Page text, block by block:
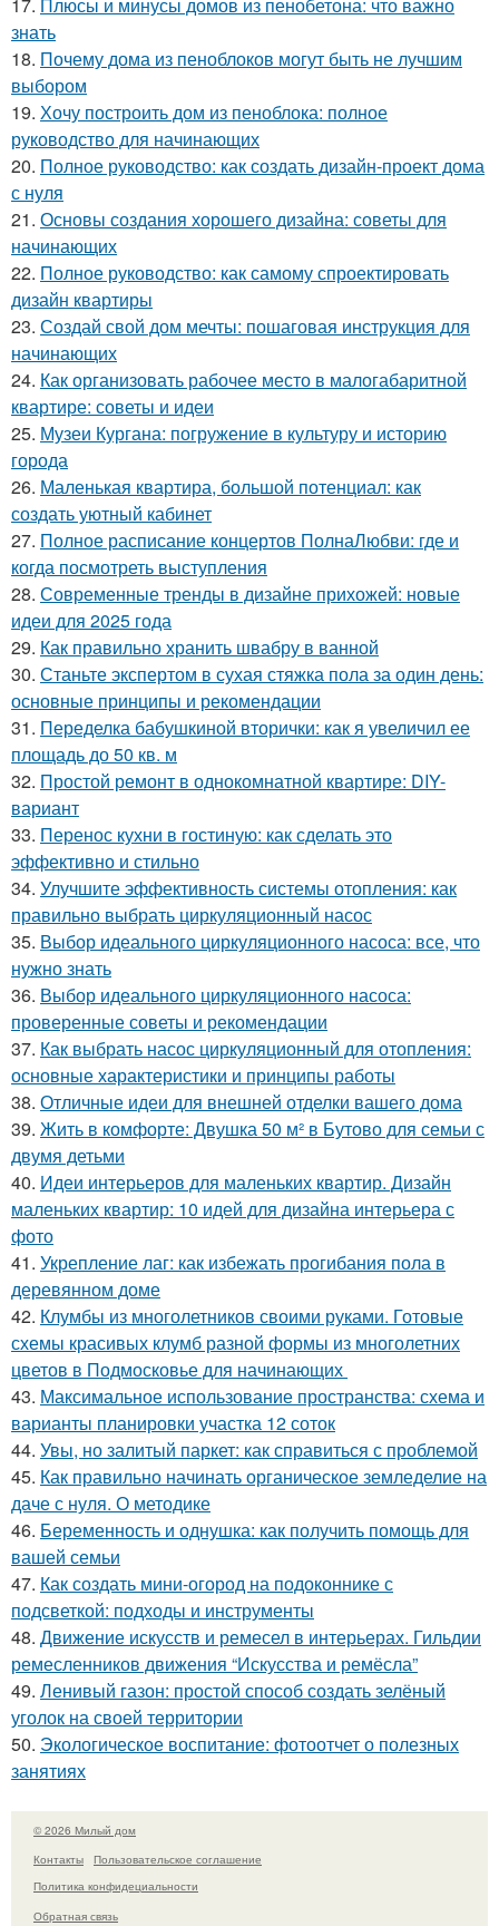
знать
18. Почему дома из пеноблоков могут быть не лучшим
выбором
19. Хочу построить дом из пеноблока: полное
руководство для начинающих
20. Полное руководство: как создать дизайн-проект дома
с нуля
21. Основы создания хорошего дизайна: советы для
начинающих
22. Полное руководство: как самому спроектировать
дизайн квартиры
23. Создай свой дом мечты: пошаговая инструкция для
начинающих
24. Как организовать рабочее место в малогабаритной
квартире: советы и идеи
25. Музеи Кургана: погружение в культуру и историю
города
26. Маленькая квартира, большой потенциал: как
создать уютный кабинет
27. Полное расписание концертов ПолнаЛюбви: где и
когда посмотреть выступления
28. Современные тренды в дизайне прихожей: новые
идеи для 2025 года
29. Как правильно хранить швабру в ванной
30. Станьте экспертом в сухая стяжка пола за один день:
основные принципы и рекомендации
31. Переделка бабушкиной вторички: как я увеличил ее
площадь до 50 кв. м
32. Простой ремонт в однокомнатной квартире: DIY-
вариант
33. Перенос кухни в гостиную: как сделать это
эффективно и стильно
34. Улучшите эффективность системы отопления: как
правильно выбрать циркуляционный насос
35. Выбор идеального циркуляционного насоса: все, что
нужно знать
36. Выбор идеального циркуляционного насоса:
проверенные советы и рекомендации
37. Как выбрать насос циркуляционный для отопления:
основные характеристики и принципы работы
38. Отличные идеи для внешней отделки вашего дома
39. Жить в комфорте: Двушка 50 м² в Бутово для семьи с
двумя детьми
40. Идеи интерьеров для маленьких квартир. Дизайн
маленьких квартир: 10 идей для дизайна интерьера с
фото
41. Укрепление лаг: как избежать прогибания пола в
деревянном доме
42. Клумбы из многолетников своими руками. Готовые
схемы красивых клумб разной формы из многолетних
цветов в Подмосковье для начинающих
43. Максимальное использование пространства: схема и
варианты планировки участка 12 соток
44. Увы, но залитый паркет: как справиться с проблемой
45. Как правильно начинать органическое земледелие на
даче с нуля. О методике
46. Беременность и однушка: как получить помощь для
вашей семьи
47. Как создать мини-огород на подоконнике с
подсветкой: подходы и инструменты
48. Движение искусств и ремесел в интерьерах. Гильдии
ремесленников движения “Искусства и ремёсла”
49. Ленивый газон: простой способ создать зелёный
уголок на своей территории
50. Экологическое воспитание: фотоотчет о полезных
занятиях
© 2026 Милый дом
Контакты
Пользовательское соглашение
Политика конфидециальности
Обратная связь